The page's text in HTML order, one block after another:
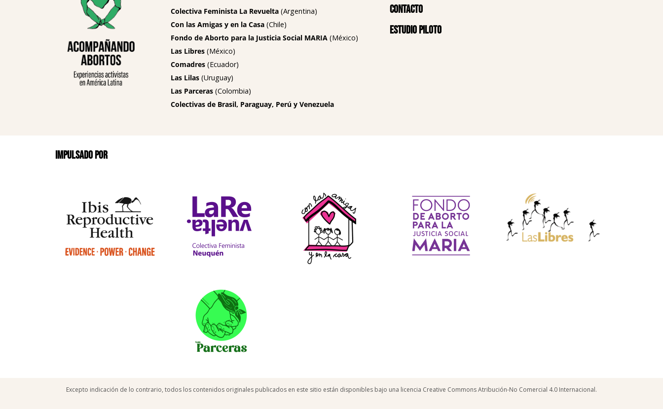
Colectiva Feminista La Revuelta (Argentina)
Con las Amigas y en la Casa (Chile)
Fondo de Aborto para la Justicia Social MARIA (México)
Las Libres (México)
Comadres (Ecuador)
Las Lilas (Uruguay)
Las Parceras (Colombia)
Colectivas de Brasil, Paraguay, Perú y Venezuela
Contacto
Estudio piloto
Impulsado por
Excepto indicación de lo contrario, todos los contenidos originales publicados en este sitio están disponibles bajo una licencia Creative Commons Atribución-No Comercial 4.0 Internacional.